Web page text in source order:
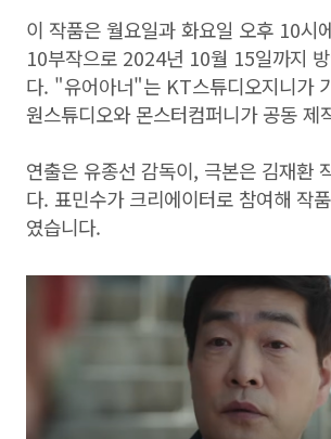
이 작품은 월요일과 화요일 오후 10시
10부작으로 2024년 10월 15일까지
다. "유어아너"는 KT스튜디오지니가
원스튜디오와 몬스터컴퍼니가 공동 제
연출은 유종선 감독이, 극본은 김재환
다. 표민수가 크리에이터로 참여해 작
였습니다.